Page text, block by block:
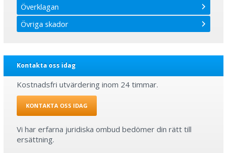
Överklagan
Övriga skador
Kontakta oss idag
Kostnadsfri utvärdering inom 24 timmar.
KONTAKTA OSS IDAG
Vi har erfarna juridiska ombud bedömer din rätt till
ersättning.